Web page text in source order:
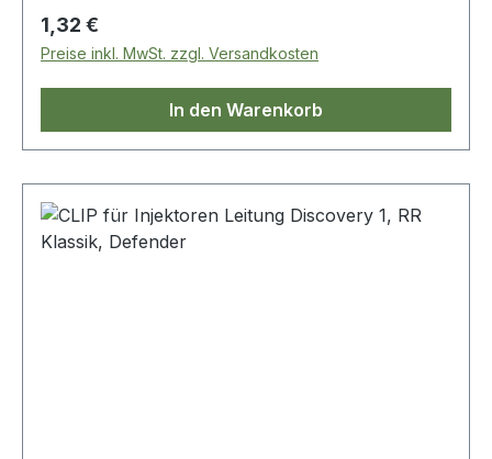
Regulärer Preis:
1,32 €
Preise inkl. MwSt. zzgl. Versandkosten
In den Warenkorb